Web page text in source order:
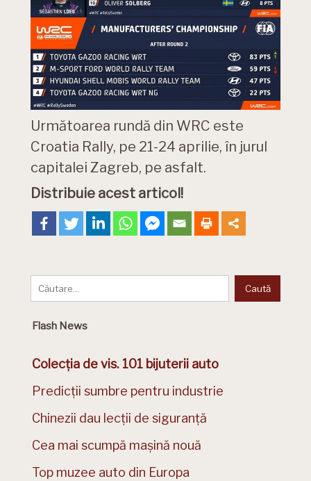
Următoarea rundă din WRC este
Croatia Rally, pe 21-24 aprilie, în jurul
capitalei Zagreb, pe asfalt.
Distribuie acest articol!
Flash News
Colecția de vis. 101 bijuterii auto
Predicții sumbre pentru industrie
Chinezii dau lecții de siguranță
Cea mai scumpă mașină nouă
Top muzee auto din Europa